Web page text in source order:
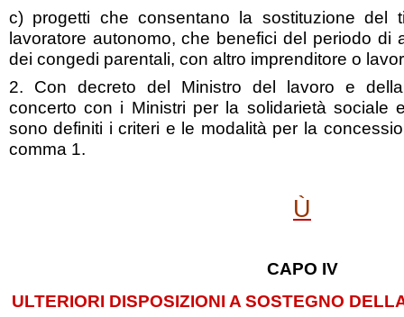
c) progetti che consentano la sostituzione del
lavoratore autonomo, che benefici del periodo di
dei congedi parentali, con altro imprenditore o
2. Con decreto del Ministro del lavoro e
concerto con i Ministri per la solidarietà sociale
sono definiti i criteri e le modalità per la
comma 1.
Ù
CAPO IV
ULTERIORI DISPOSIZIONI A SOSTEGNO